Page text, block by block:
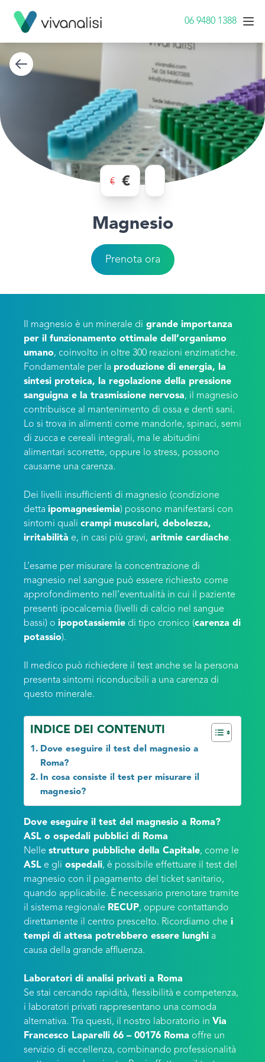
06 9480 1388
€ €
Magnesio
Prenota ora
Il magnesio è un minerale di grande importanza
per il funzionamento ottimale dell’organismo
umano, coinvolto in oltre 300 reazioni enzimatiche.
Fondamentale per la produzione di energia, la
sintesi proteica, la regolazione della pressione
sanguigna e la trasmissione nervosa, il magnesio
contribuisce al mantenimento di ossa e denti sani.
Lo si trova in alimenti come mandorle, spinaci, semi
di zucca e cereali integrali, ma le abitudini
alimentari scorrette, oppure lo stress, possono
causarne una carenza.
Dei livelli insufficienti di magnesio (condizione
detta ipomagnesiemia) possono manifestarsi con
sintomi quali crampi muscolari, debolezza,
irritabilità e, in casi più gravi, aritmie cardiache.
L’esame per misurare la concentrazione di
magnesio nel sangue può essere richiesto come
approfondimento nell’eventualità in cui il paziente
presenti ipocalcemia (livelli di calcio nel sangue
bassi) o ipopotassiemie di tipo cronico (carenza di
potassio).
Il medico può richiedere il test anche se la persona
presenta sintomi riconducibili a una carenza di
questo minerale.
INDICE DEI CONTENUTI
Dove eseguire il test del magnesio a
Roma?
In cosa consiste il test per misurare il
magnesio?
Dove eseguire il test del magnesio a Roma?
ASL o ospedali pubblici di Roma
Nelle strutture pubbliche della Capitale, come le
ASL e gli ospedali, è possibile effettuare il test del
magnesio con il pagamento del ticket sanitario,
quando applicabile. È necessario prenotare tramite
il sistema regionale RECUP, oppure contattando
direttamente il centro prescelto. Ricordiamo che i
tempi di attesa potrebbero essere lunghi a
causa della grande affluenza.
Laboratori di analisi privati a Roma
Se stai cercando rapidità, flessibilità e competenza,
i laboratori privati rappresentano una comoda
alternativa. Tra questi, il nostro laboratorio in Via
Francesco Laparelli 66 – 00176 Roma offre un
servizio di eccellenza, combinando professionalità